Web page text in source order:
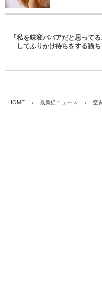
「私を味変ババアだと思って
してふりかけ待ちをする猫
HOME 最新猫ニュース 空